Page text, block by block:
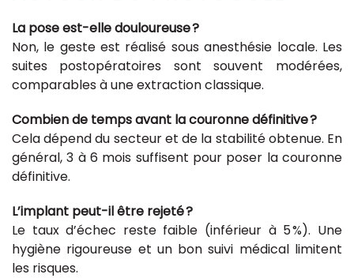
La pose est-elle douloureuse ?
Non, le geste est réalisé sous anesthésie locale. Les
suites postopératoires sont souvent modérées,
comparables à une extraction classique.
Combien de temps avant la couronne définitive ?
Cela dépend du secteur et de la stabilité obtenue. En
général, 3 à 6 mois suffisent pour poser la couronne
définitive.
L’implant peut-il être rejeté ?
Le taux d’échec reste faible (inférieur à 5 %). Une
hygiène rigoureuse et un bon suivi médical limitent
les risques.